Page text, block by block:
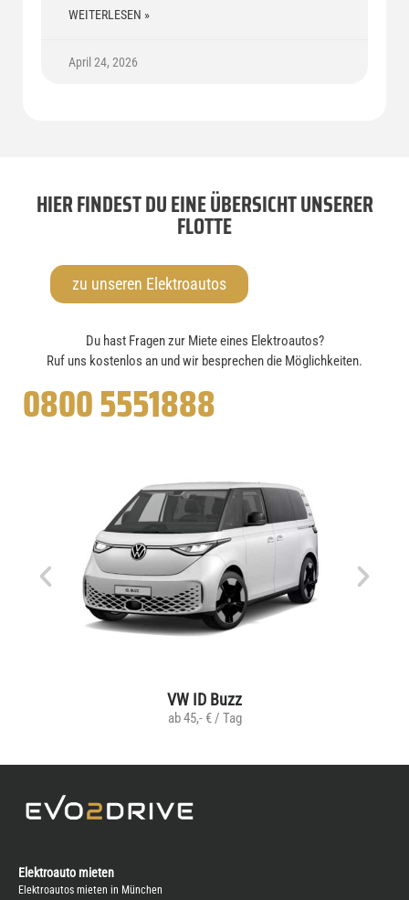
WEITERLESEN »
April 24, 2026
HIER FINDEST DU EINE ÜBERSICHT UNSERER
FLOTTE
zu unseren Elektroautos
Du hast Fragen zur Miete eines Elektroautos?
Ruf uns kostenlos an und wir besprechen die Möglichkeiten.
0800 5551888
VW ID Buzz
ab 45,- € / Tag
Elektroauto mieten
Elektroautos mieten in München